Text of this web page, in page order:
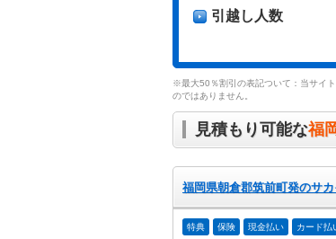
引越し人数
※最大50％割引の表記ついて：当サイ
のではありません。
見積もり可能な福
特典 保険 現金払い カード払